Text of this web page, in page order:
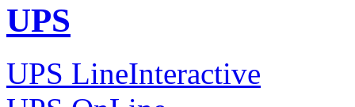
UPS
UPS LineInteractive